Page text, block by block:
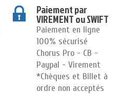
Paiement par
VIREMENT ou SWIFT
Paiement en ligne
100% sécurisé
Chorus Pro - CB -
Paypal - Virement
*Chèques et Billet à
ordre non acceptés